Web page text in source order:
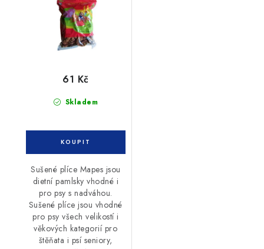
Skladem
61 Kč
Sušené plíce Mapes jsou
dietní pamlsky vhodné i
pro psy s nadváhou.
Sušené plíce jsou vhodné
pro psy všech velikostí i
věkových kategorií pro
štěňata i psí seniory,